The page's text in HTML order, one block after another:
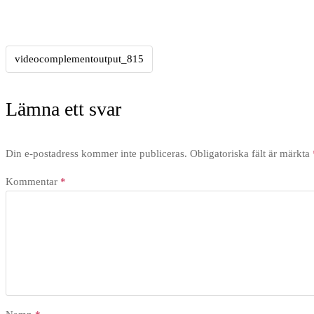
Inläggsnavigering
videocomplementoutput_815
Lämna ett svar
Din e-postadress kommer inte publiceras. Obligatoriska fält är märkta
Kommentar *